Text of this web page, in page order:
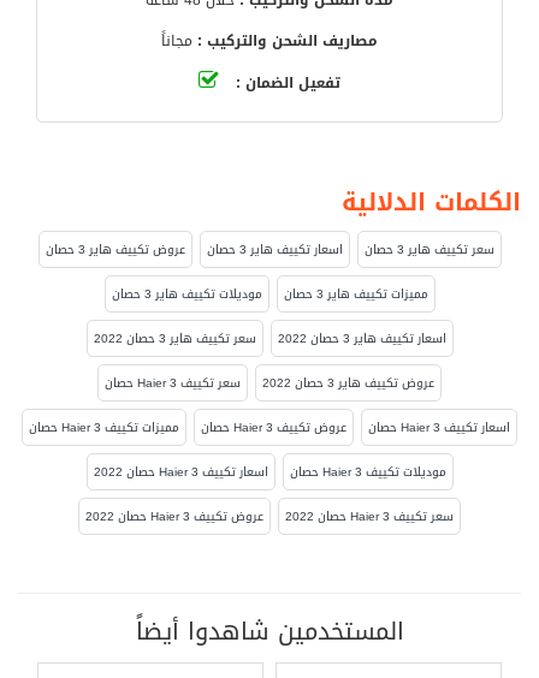
مصاريف الشحن والتركيب : مجاناً
تفعيل الضمان :
الكلمات الدلالية
سعر تكييف هاير 3 حصان اسعار تكييف هاير 3 حصان
عروض تكييف هاير 3 حصان
مميزات تكييف هاير 3 حصان
موديلات تكييف هاير 3 حصان
اسعار تكييف هاير 3 حصان 2022
سعر تكييف هاير 3 حصان 2022
عروض تكييف هاير 3 حصان 2022
سعر تكييف Haier 3 حصان
اسعار تكييف Haier 3 حصان
عروض تكييف Haier 3 حصان
مميزات تكييف Haier 3 حصان
موديلات تكييف Haier 3 حصان
اسعار تكييف Haier 3 حصان 2022
سعر تكييف Haier 3 حصان 2022
عروض تكييف Haier 3 حصان 2022
المستخدمين شاهدوا أيضاً